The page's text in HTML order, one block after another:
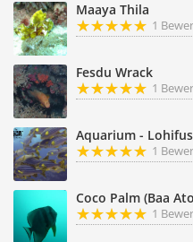
Maaya Thila
1
Fesdu Wrack
1
Aquarium -
1
Coco Palm (Baa
1